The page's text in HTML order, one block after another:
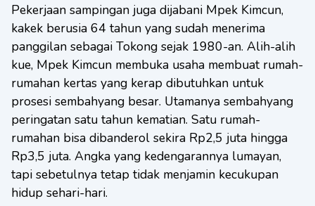
Pekerjaan sampingan juga dijabani Mpek Kimcun,
kakek berusia 64 tahun yang sudah menerima
panggilan sebagai Tokong sejak 1980-an. Alih-alih
kue, Mpek Kimcun membuka usaha membuat rumah-
rumahan kertas yang kerap dibutuhkan untuk
prosesi sembahyang besar. Utamanya sembahyang
peringatan satu tahun kematian. Satu rumah-
rumahan bisa dibanderol sekira Rp2,5 juta hingga
Rp3,5 juta. Angka yang kedengarannya lumayan,
tapi sebetulnya tetap tidak menjamin kecukupan
hidup sehari-hari.